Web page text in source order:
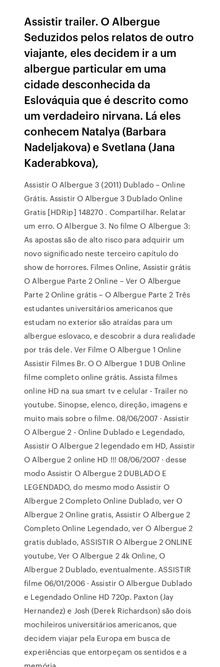
Assistir trailer. O Albergue
Seduzidos pelos relatos de outro
viajante, eles decidem ir a um
albergue particular em uma
cidade desconhecida da
Eslováquia que é descrito como
um verdadeiro nirvana. Lá eles
conhecem Natalya (Barbara
Nadeljakova) e Svetlana (Jana
Kaderabkova),
Assistir O Albergue 3 (2011) Dublado – Online
Grátis. Assistir O Albergue 3 Dublado Online
Gratis [HDRip] 148270 . Compartilhar. Relatar
um erro. O Albergue 3. No filme O Albergue 3:
As apostas são de alto risco para adquirir um
novo significado neste terceiro capítulo do
show de horrores. Filmes Online, Assistir grátis
O Albergue Parte 2 Online – Ver O Albergue
Parte 2 Online grátis – O Albergue Parte 2 Três
estudantes universitários americanos que
estudam no exterior são atraídas para um
albergue eslovaco, e descobrir a dura realidade
por trás dele. Ver Filme O Albergue 1 Online
Assistir Filmes Br. O O Albergue 1 DUB Online
filme completo online grátis. Assista filmes
online HD na sua smart tv e celular - Trailer no
youtube. Sinopse, elenco, direção, imagens e
muito mais sobre o filme. 08/06/2007 · Assistir
O Albergue 2 - Online Dublado e Legendado,
Assistir O Albergue 2 legendado em HD, Assistir
O Albergue 2 online HD !!! 08/06/2007 · desse
modo Assistir O Albergue 2 DUBLADO E
LEGENDADO, do mesmo modo Assistir O
Albergue 2 Completo Online Dublado, ver O
Albergue 2 Online gratis, Assistir O Albergue 2
Completo Online Legendado, ver O Albergue 2
gratis dublado, ASSISTIR O Albergue 2 ONLINE
youtube, Ver O Albergue 2 4k Online, O
Albergue 2 Dublado, eventualmente. ASSISTIR
filme 06/01/2006 · Assistir O Albergue Dublado
e Legendado Online HD 720p. Paxton (Jay
Hernandez) e Josh (Derek Richardson) são dois
mochileiros universitários americanos, que
decidem viajar pela Europa em busca de
experiências que entorpeçam os sentidos e a